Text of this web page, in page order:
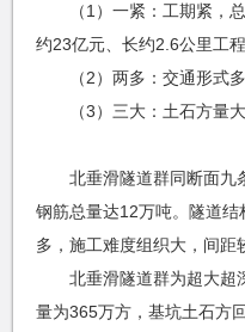
（1）一紧：工期紧，
约23亿元、长约2.6公里工程
（2）两多：交通形式
（3）三大：土石方量
北垂滑隧道群同断面九
钢筋总量达12万吨。隧道
多，施工难度组织大，间距
北垂滑隧道群为超大超
量为365万方，基坑土石方